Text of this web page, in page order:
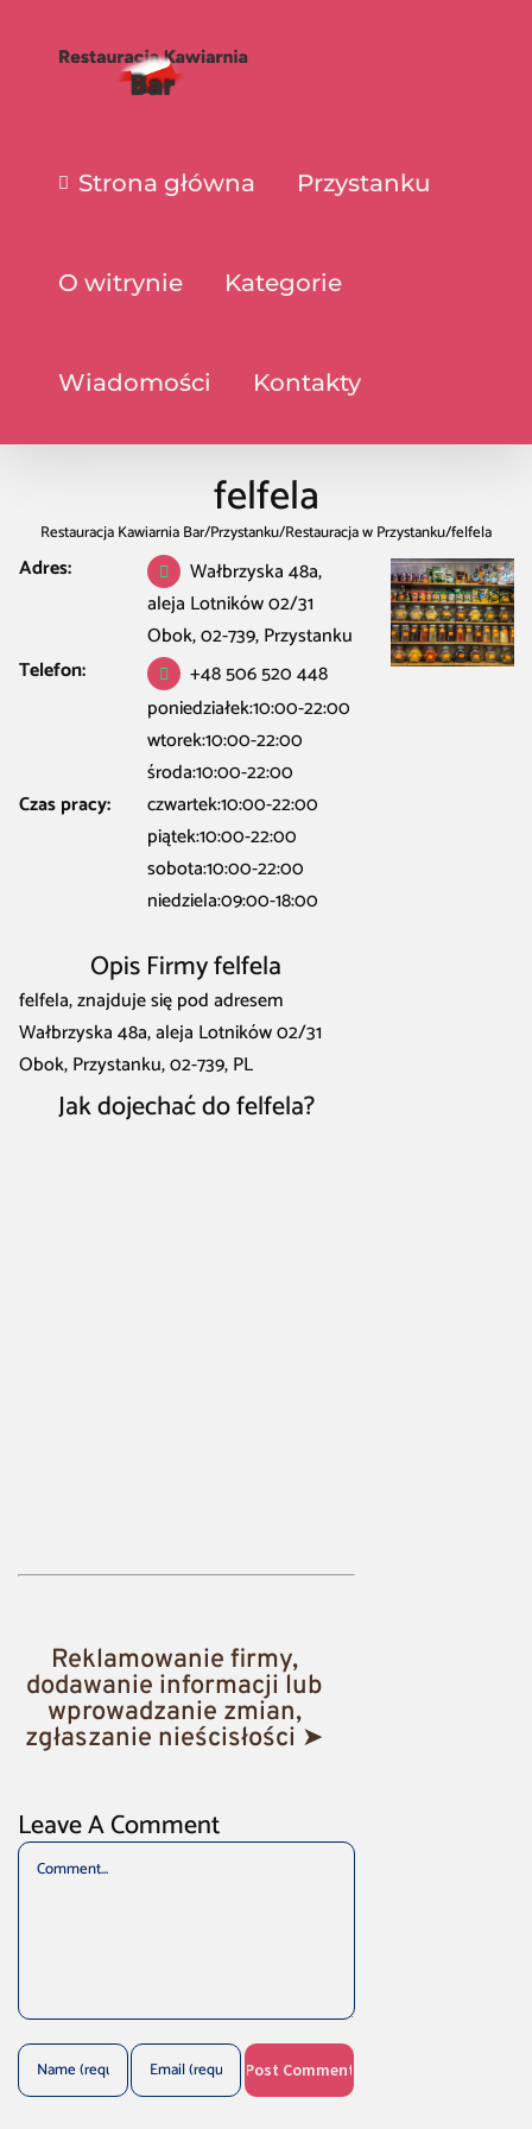
Strona główna Przystanku
O witrynie Kategorie
Wiadomości Kontakty
felfela
Restauracja Kawiarnia Bar/Przystanku/Restauracja w Przystanku/felfela
Adres:
Wałbrzyska 48a,
aleja Lotników 02/31
Obok, 02-739, Przystanku
Telefon:
+48 506 520 448
Czas pracy:
poniedziałek:10:00-22:00
wtorek:10:00-22:00
środa:10:00-22:00
czwartek:10:00-22:00
piątek:10:00-22:00
sobota:10:00-22:00
niedziela:09:00-18:00
Opis Firmy felfela
felfela, znajduje się pod adresem
Wałbrzyska 48a, aleja Lotników 02/31
Obok, Przystanku, 02-739, PL
Jak dojechać do felfela?
Reklamowanie firmy,
dodawanie informacji lub
wprowadzanie zmian,
zgłaszanie nieścisłości ➤
Leave A Comment
Comment